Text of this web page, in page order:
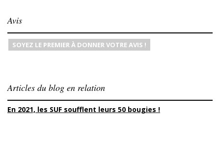
Avis
SOYEZ LE PREMIER À DONNER VOTRE AVIS !
Articles du blog en relation
En 2021, les SUF soufflent leurs 50 bougies !